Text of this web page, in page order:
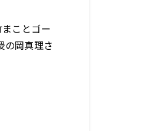
ことゴー
の岡真理さ